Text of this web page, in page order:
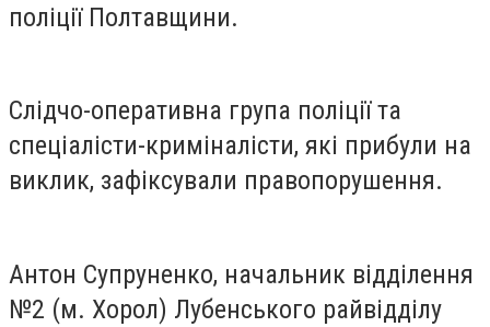
поліції Полтавщини.
Слідчо-оперативна група поліції та
спеціалісти-криміналісти, які прибули на
виклик, зафіксували правопорушення.
Антон Супруненко, начальник відділення
№2 (м. Хорол) Лубенського райвідділу